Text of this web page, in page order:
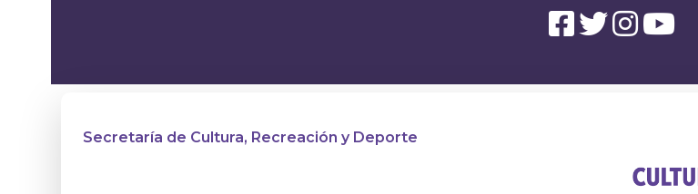
Secretaría de Cultura, Recreación y Deporte